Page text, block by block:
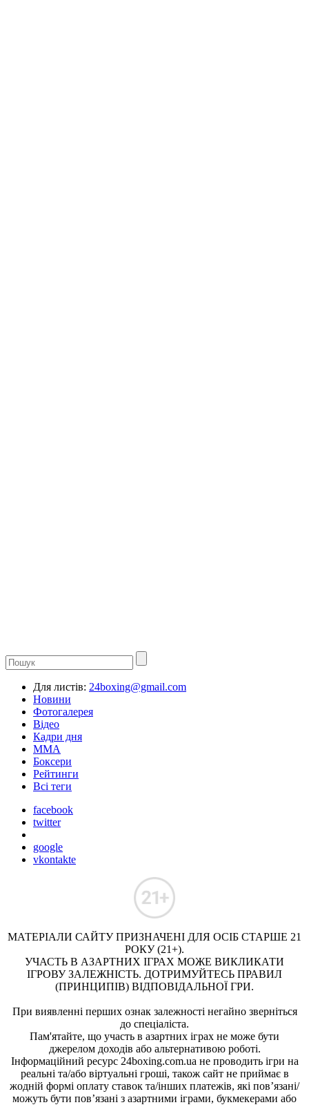
Для листів: 24boxing@gmail.com
Новини
Фотогалерея
Відео
Кадри дня
ММА
Боксери
Рейтинги
Всі теги
facebook
twitter
google
vkontakte
МАТЕРІАЛИ САЙТУ ПРИЗНАЧЕНІ ДЛЯ ОСІБ СТАРШЕ 21
РОКУ (21+).
УЧАСТЬ В АЗАРТНИХ ІГРАХ МОЖЕ ВИКЛИКАТИ
ІГРОВУ ЗАЛЕЖНІСТЬ. ДОТРИМУЙТЕСЬ ПРАВИЛ
(ПРИНЦИПІВ) ВІДПОВІДАЛЬНОЇ ГРИ.
При виявленні перших ознак залежності негайно зверніться
до спеціаліста.
Пам'ятайте, що участь в азартних іграх не може бути
джерелом доходів або альтернативою роботі.
Інформаційний ресурс 24boxing.com.ua не проводить ігри на
реальні та/або віртуальні гроші, також сайт не приймає в
жодній формі оплату ставок та/інших платежів, які пов’язані/
можуть бути пов’язані з азартними іграми, букмекерами або